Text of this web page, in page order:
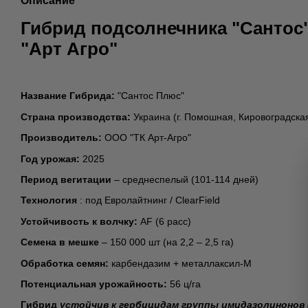
Гибрид подсолнечника
"Арт Агро"
Название Гибрида: "Сантос Плюс"
Страна производства: Украина (г. Помошная,
Производитель: ООО "ТК Арт-Агро"
Год урожая: 2025
Период вегитации – среднеспелый (101-114 дней)
Технология : под Евролайтнинг / ClearField
Устойчивость к волчку: AF (6 расс)
Семена в мешке – 150 000 шт (на 2,2 – 2,5 га)
Обработка семян: карбендазим + металлаксил-М
Потенциальная урожайность: 56 ц/га
Гибрид устойчив к гербицидам группы имидазолинонов